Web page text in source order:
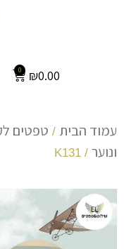
₪0.00
0
עמוד הבית / טפטים
ונוער / K131